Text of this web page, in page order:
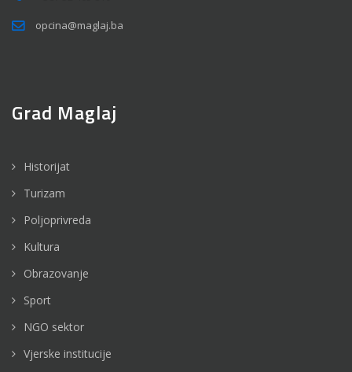
opcina@maglaj.ba
Grad Maglaj
Historijat
Turizam
Poljoprivreda
Kultura
Obrazovanje
Sport
NGO sektor
Vjerske institucije